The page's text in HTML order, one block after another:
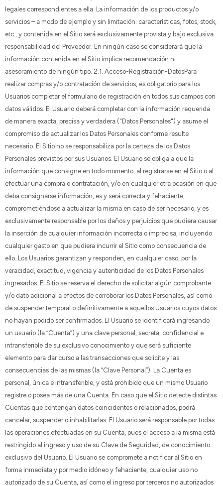
legales correspondientes a ella. La información de los productos y/o
servicios – a modo de ejemplo y sin limitación: características, fotos, stock,
etc., y contenida en el Sitio será exclusivamente provista y bajo exclusiva
responsabilidad del Proveedor. En ningún caso se considerará que la
información contenida en el Sitio implica recomendación ni
asesoramiento de ningún tipo. 2.1. Acceso-Registración-DatosPara
realizar compras y/o contratación de servicios, es obligatorio para los
Usuarios completar el formulario de registración en todos sus campos con
datos válidos. El Usuario deberá completar con la información requerida
de manera exacta, precisa y verdadera ("Datos Personales") y asume el
compromiso de actualizar los Datos Personales conforme resulte
necesario. El Sitio no se responsabiliza por la certeza de los Datos
Personales provistos por sus Usuarios. El Usuario se obliga a que la
información que consigne en todo momento, al registrarse en el Sitio o al
efectuar una compra o contratación, y/o en cualquier otra ocasión en que
deba consignarse información, es y será correcta y fehaciente,
comprometiéndose a actualizar la misma en caso de ser necesario, y es
exclusivamente responsable por los daños y perjuicios que pudiera causar
la inserción de cualquier información incorrecta o imprecisa, incluyendo
cualquier gasto en que pudiera incurrir el Sitio como consecuencia de
ello. Los Usuarios garantizan y responden, en cualquier caso, por la
veracidad, exactitud, vigencia y autenticidad de los Datos Personales
ingresados. El Sitio se reserva el derecho de solicitar algún comprobante
y/o dato adicional a efectos de corroborar los Datos Personales, así como
de suspender temporal o definitivamente a aquellos Usuarios cuyos datos
no hayan podido ser confirmados. El Usuario se identificará ingresando
un usuario (la “Cuenta”) y una clave personal, secreta, confidencial e
intransferible de su exclusivo conocimiento y que será suficiente
elemento para dar curso a las transacciones que solicite y las
consecuencias de las mismas (la “Clave Personal”). La Cuenta es
personal, única e intransferible, y está prohibido que un mismo Usuario
registre o posea más de una Cuenta. En caso que el Sitio detecte distintas
Cuentas que contengan datos coincidentes o relacionados, podrá
cancelar, suspender o inhabilitarlas. El Usuario será responsable por todas
las operaciones efectuadas en su Cuenta, pues el acceso a la misma está
restringido al ingreso y uso de su Clave de Seguridad, de conocimiento
exclusivo del Usuario. El Usuario se compromete a notificar al Sitio en
forma inmediata y por medio idóneo y fehaciente, cualquier uso no
autorizado de su Cuenta, así como el ingreso por terceros no autorizados